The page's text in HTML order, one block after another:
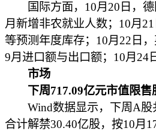
国际方面，10月20日，德
月新增非农就业人数；10月
等预测年度库存；10月22日
9月进口额与出口额；10月24
市场
下周717.09亿元市值限售
Wind数据显示，下周A股
合计解禁30.40亿股，按10月